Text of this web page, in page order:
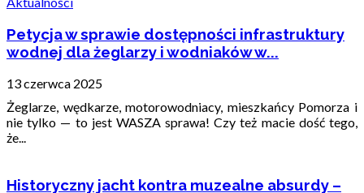
Petycja w sprawie dostępności infrastruktury
wodnej dla żeglarzy i wodniaków w...
13 czerwca 2025
Żeglarze, wędkarze, motorowodniacy, mieszkańcy Pomorza i
nie tylko — to jest WASZA sprawa! Czy też macie dość tego,
że...
Historyczny jacht kontra muzealne absurdy –